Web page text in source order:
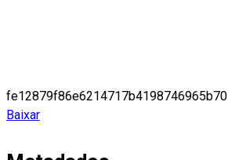
fe12879f86e6214717b4198746965b70
Baixar